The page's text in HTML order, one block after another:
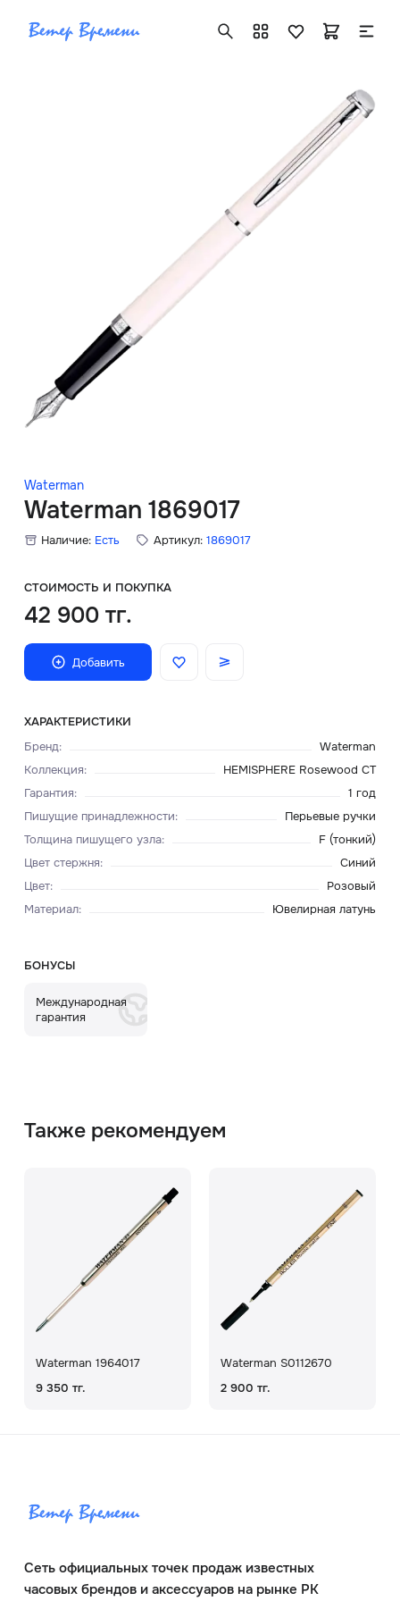
Waterman
Waterman 1869017
Наличие: Есть Артикул: 1869017
СТОИМОСТЬ И ПОКУПКА
42 900 тг.
Добавить
ХАРАКТЕРИСТИКИ
Бренд:
Waterman
Коллекция:
HEMISPHERE Rosewood CT
Гарантия:
1 год
Пишущие принадлежности:
Перьевые ручки
Толщина пишущего узла:
F (тонкий)
Цвет стержня:
Синий
Цвет:
Розовый
Материал: Ювелирная латунь
БОНУСЫ
Международная
гарантия
Также рекомендуем
Waterman 1964017
9 350 тг.
Waterman S0112670
2 900 тг.
Сеть официальных точек продаж известных
часовых брендов и аксессуаров на рынке РК
+7 ( 705 ) 181-42-50
info@vetervremeni.kz
Авторизация
Каталог
Главная
О нас